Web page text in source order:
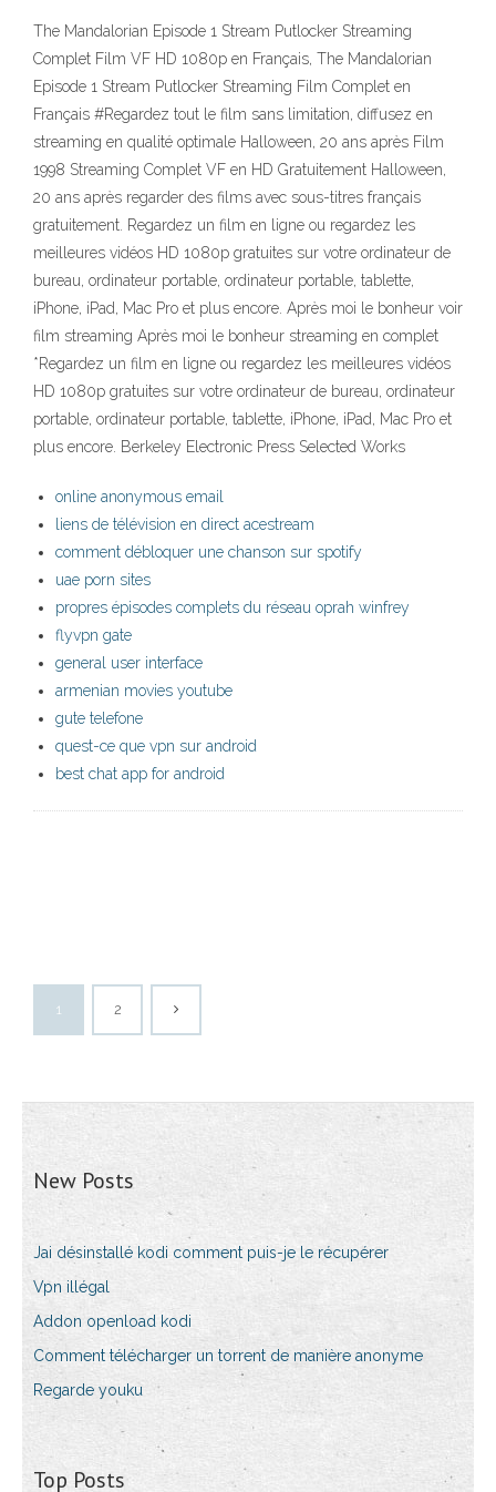
The Mandalorian Episode 1 Stream Putlocker Streaming
Complet Film VF HD 1080p en Français, The Mandalorian
Episode 1 Stream Putlocker Streaming Film Complet en
Français #Regardez tout le film sans limitation, diffusez en
streaming en qualité optimale Halloween, 20 ans après Film
1998 Streaming Complet VF en HD Gratuitement Halloween,
20 ans après regarder des films avec sous-titres français
gratuitement. Regardez un film en ligne ou regardez les
meilleures vidéos HD 1080p gratuites sur votre ordinateur de
bureau, ordinateur portable, ordinateur portable, tablette,
iPhone, iPad, Mac Pro et plus encore. Après moi le bonheur voir
film streaming Après moi le bonheur streaming en complet
*Regardez un film en ligne ou regardez les meilleures vidéos
HD 1080p gratuites sur votre ordinateur de bureau, ordinateur
portable, ordinateur portable, tablette, iPhone, iPad, Mac Pro et
plus encore. Berkeley Electronic Press Selected Works
online anonymous email
liens de télévision en direct acestream
comment débloquer une chanson sur spotify
uae porn sites
propres épisodes complets du réseau oprah winfrey
flyvpn gate
general user interface
armenian movies youtube
gute telefone
quest-ce que vpn sur android
best chat app for android
1 2
New Posts
Jai désinstallé kodi comment puis-je le récupérer
Vpn illégal
Addon openload kodi
Comment télécharger un torrent de manière anonyme
Regarde youku
Top Posts